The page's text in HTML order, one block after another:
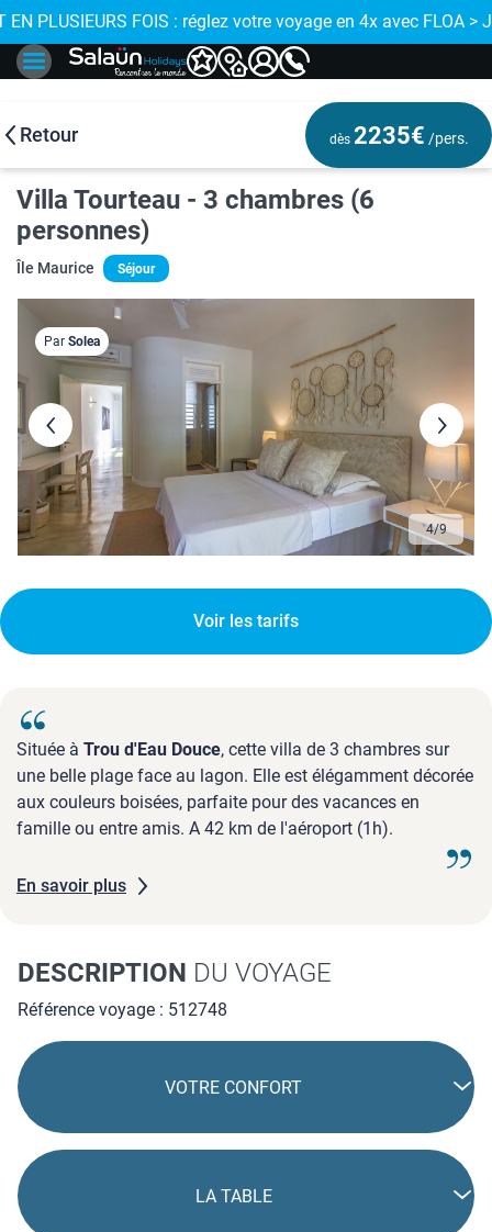
voyage en 4x avec FLOA > J'EN PROFITE💣 LES BONS PLANS : jusqu'à -
Retour dès 2235€ /pers.
Villa Tourteau - 3 chambres (6
personnes)
Île Maurice Séjour
4/9
Par Solea
Voir les tarifs
Située à Trou d'Eau Douce, cette villa de 3 chambres sur
une belle plage face au lagon. Elle est élégamment décorée
aux couleurs boisées, parfaite pour des vacances en
famille ou entre amis. A 42 km de l'aéroport (1h).
En savoir plus
DESCRIPTION DU VOYAGE
Référence voyage : 512748
VOTRE CONFORT
LA TABLE